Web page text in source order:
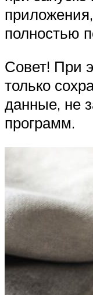
полностью
Совет! При
только
данные, не
программ.